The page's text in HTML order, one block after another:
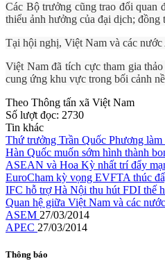
Các Bộ trưởng cũng trao đổi quan
thiểu ảnh hưởng của đại dịch; đồng
Tại hội nghị, Việt Nam và các
Việt Nam đã tích cực tham gia
cung ứng khu vực trong bối cảnh
Theo Thông tấn xã Việt Nam
Số lượt đọc: 2730
Tin khác
Thứ trưởng Trần Quốc Phương
Hàn Quốc muốn sớm hình thành
ASEAN và Hoa Kỳ nhất trí đẩy
EuroCham kỳ vọng EVFTA thúc
IFC hỗ trợ Hà Nội thu hút FDI thế
Quan hệ giữa Việt Nam và các
ASEM 27/03/2014
APEC 27/03/2014
Thông báo